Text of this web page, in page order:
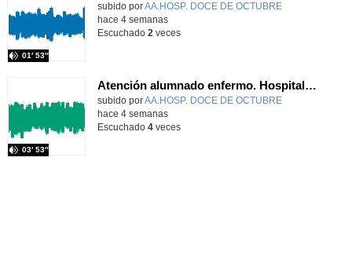
Contenido educativo.
subido porAA.HOSP. DOCE DE OCTUBRE
01′ 53″
-
hace 4 semanas
Escuchado 2 veces
Atención alumnado enfermo. Hospitalización Psiquiátrica. Laura Barrasa Fano.
Contenido educativo.
subido porAA.HOSP. DOCE DE OCTUBRE
03′ 53″
-
hace 4 semanas
Escuchado 4veces